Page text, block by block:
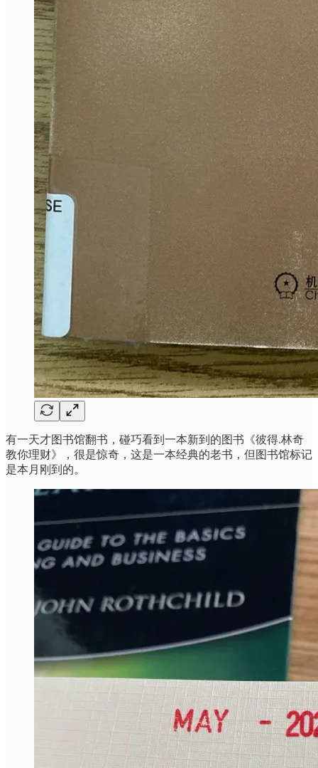
有一天才图书馆翻书，碰巧看到一本新到的图书《彼得.林奇
教你理财》，很是惊奇，这是一本经典的老书，但图书馆标记
是本月刚到的。